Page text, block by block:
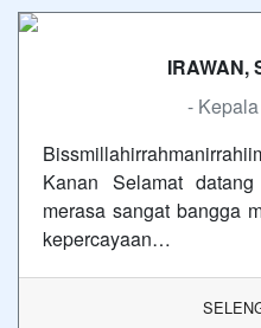
IRAWAN,
-
Kanan Selamat
merasa sangat bangga
kepercayaan…